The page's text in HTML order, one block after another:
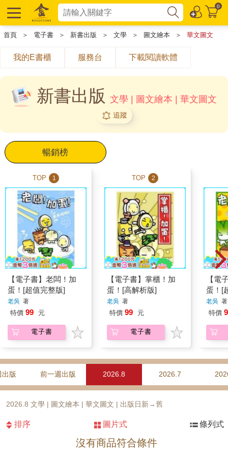
0
首頁 ＞ 電子書 ＞ 新書出版 ＞ 文學 ＞ 圖文繪本 ＞ 華文圖文
我的E書櫃 服務台 下載閱讀軟體
新書出版 文學 | 圖文繪本 | 華文圖文
追蹤
暢銷榜
TOP 1
【電子書】老闆！加
蛋！[超值完整版]
老吳 著
特價 99 元
電子書
TOP 2
【電子書】掌櫃！加
蛋！[高解析版]
老吳 著
特價 99 元
電子書
【電
蛋！[
老吳 著
特價
出版 前一週出版 2026.8 2026.7
2026.8 文學 | 圖文繪本 | 華文圖文 | 出版日新→舊
排序 圖片式 條列式
沒有商品符合條件